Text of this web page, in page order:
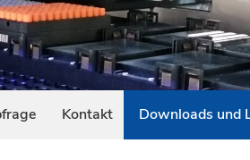
Kontakt Downloads und